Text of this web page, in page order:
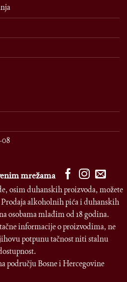
08
mrežama
osim duhanskih proizvoda, možete
alkoholnih pića i duhanskih
osobama mlađim od 18 godina.
informacije o proizvodima, ne
potpunu tačnost niti stalnu
području Bosne i Hercegovine